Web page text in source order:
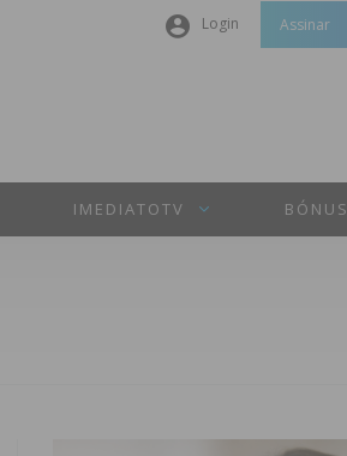
Login Assinar
IMEDIATOTV BÓNUS